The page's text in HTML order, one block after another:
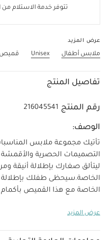
تتوفر خدمة الاستلام من
عرض المزيد
ملابس أطفال Unisex قميص
تفاصيل المنتج
رقم المنتج 216045541
الوصف:
تأتيك مجموعة ملابس
التصميمات الحصرية والأقمشة
ليتألق صغارك بإطلالة أنيقة
الخاصة.سيحظى طفلك بإطلالة
الخاصة مع هذا القميص
وأشرطة جانبية على الحافة وصف
خصائص
عرض المزيد